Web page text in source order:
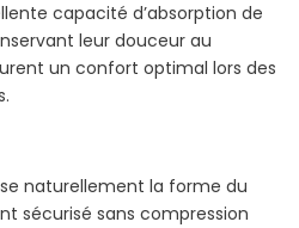
capacité d’absorption de
leur douceur au
un confort optimal lors des
naturellement la forme du
sécurisé sans compression